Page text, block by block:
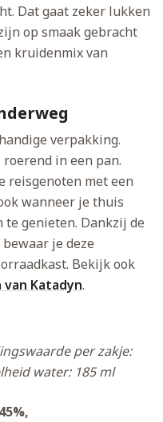
Dat gaat zeker lukken
op smaak gebracht
kruidenmix van
verpakking.
in een pan.
reisgenoten met een
wanneer je thuis
genieten. Dankzij de
je deze
Bekijk ook
Katadyn.
per zakje:
water: 185 ml